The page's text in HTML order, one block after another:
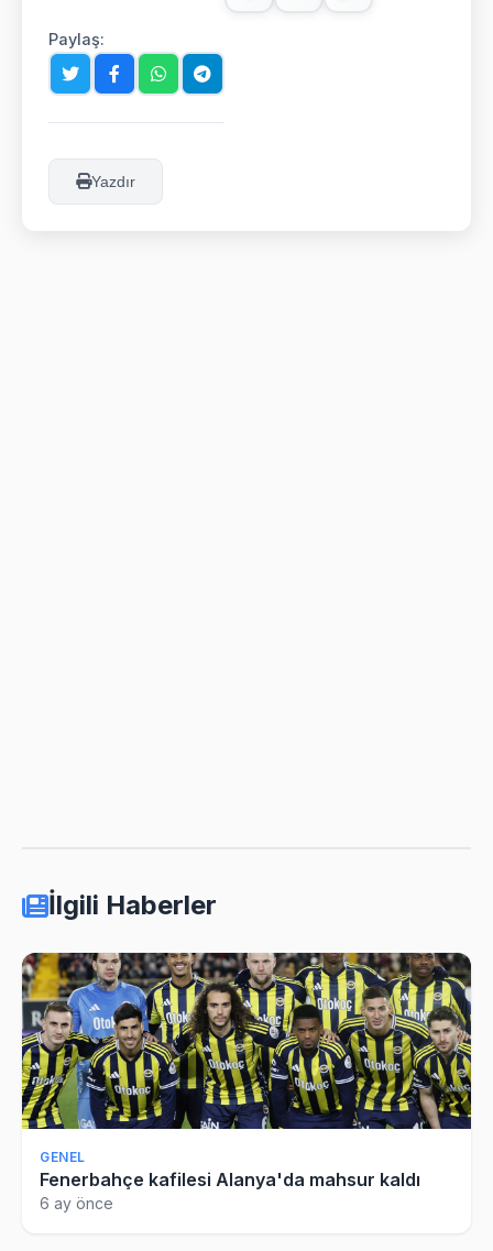
Paylaş:
Yazdır
İlgili Haberler
GENEL
Fenerbahçe kafilesi Alanya'da mahsur kaldı
6 ay önce